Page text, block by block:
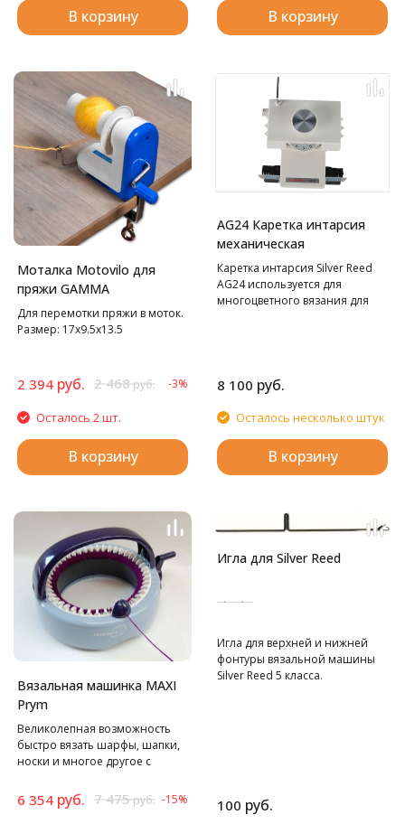
В корзину В корзину
Моталка Motovilo для
пряжи GAMMA
Для перемотки пряжи в моток.
Размер: 17х9.5х13.5
2 394 руб. 2 468руб. -3%
Осталось 2 шт.
В корзину
AG24 Каретка интарсия
механическая
Каретка интарсия Silver Reed
AG24 используется для
многоцветного вязания для
8 100 руб.
Осталось несколько штук
В корзину
Вязальная машинка MAXI
Prym
Великолепная возможность
быстро вязать шарфы, шапки,
носки и многое другое с
времени.
6 354 руб. 7 475руб. -15%
Игла для Silver Reed
Игла для верхней и нижней
фонтуры вязальной машины
Silver Reed 5 класса.
100 руб.